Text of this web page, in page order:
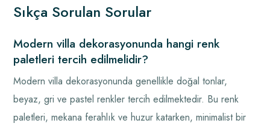
Sıkça Sorulan Sorular
Modern villa dekorasyonunda hangi renk
paletleri tercih edilmelidir?
Modern villa dekorasyonunda genellikle doğal tonlar,
beyaz, gri ve pastel renkler tercih edilmektedir. Bu renk
paletleri, mekana ferahlık ve huzur katarken, minimalist bir